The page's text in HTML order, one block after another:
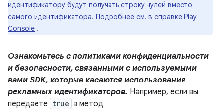
идентификатору будут получать строку нулей вместо
самого идентификатора. Подробнее см. в справке Play
Console .
Ознакомьтесь с политиками конфиденциальности
и безопасности, связанными с используемыми
вами SDK, которые касаются использования
рекламных идентификаторов. Например, если вы
передаете true в метод